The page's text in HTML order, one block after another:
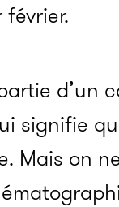
d’un
signifie
Mais on